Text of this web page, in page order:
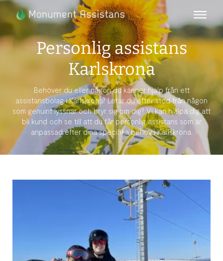
Personlig assistans
Karlskrona
Behöver du eller någon du känner hjälp från ett
assistansbolag i Karlskrona? Letar du efter stöd från någon
som genuint lyssnar och bryr sig om dig? Vi kan hjälpa dig att
bli kund och se till att du får personlig assistans som är
anpassad efter dina specifika behov i Karlskrona.